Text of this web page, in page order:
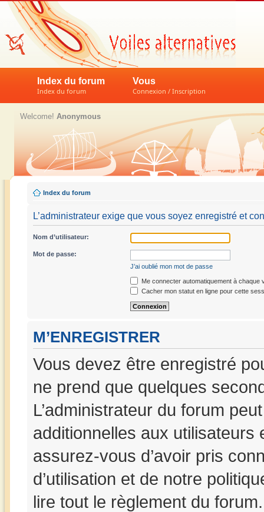
Index du forum
Index du forum
Vous
Connexion / Inscription
Welcome! Anonymous
Index du forum
L’administrateur exige que vous soyez enregistré et
Nom d’utilisateur:
Mot de passe:
J’ai oublié mon mot de passe
Me connecter automatiquement à chaque
Cacher mon statut en ligne pour cette
M’ENREGISTRER
Vous devez être enregistré
ne prend que quelques
L’administrateur du forum
additionnelles aux utilisateurs
assurez-vous d’avoir pris
d’utilisation et de notre
lire tout le règlement du forum.